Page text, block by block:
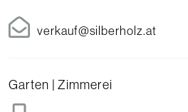
verkauf@silberholz.at
Garten | Zimmerei